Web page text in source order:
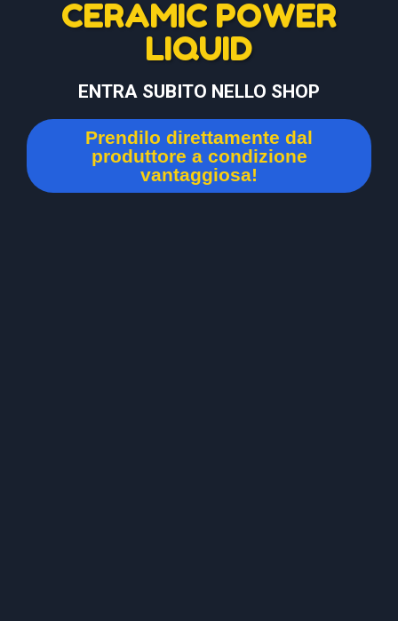
CERAMIC POWER
LIQUID
ENTRA SUBITO NELLO SHOP
Prendilo direttamente dal
produttore a condizione
vantaggiosa!